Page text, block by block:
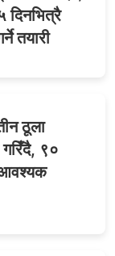
दिनभित्रै
तयारी
ठूला
९०